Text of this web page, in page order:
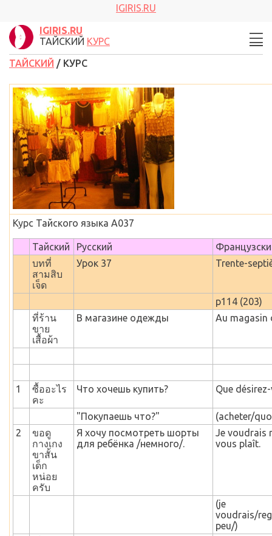
IGIRIS.RU
IGIRIS.RU
ТАЙСКИЙ КУРС
ТАЙСКИЙ / КУРС
Курс Тайского языка A037
Тайский Русский
บทที่
สามสิบ
เจ็ด
Урок 37 Trente-
p114 (203)
ที่ร้าน
ขาย
เสื้อผ้า
В магазине одежды Au magasin
1
ซื้ออะไร
คะ
Что хочешь купить? Que
"Покупаешь что?"
(acheter/
2
ขอดู
กางเกง
ขาสั้น
เด็ก
หน่อย
ครับ
Я хочу посмотреть шорты
для ребёнка /немного/.
Je voudrais
vous plaît.
(je
voudrais/
peu/)